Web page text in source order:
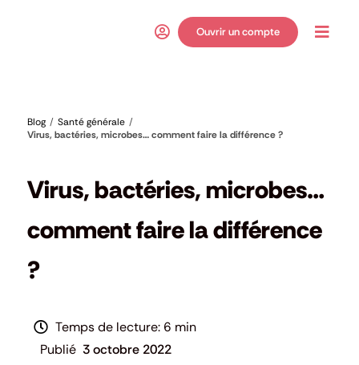
Ouvrir un compte
Blog
Santé générale
Virus, bactéries, microbes… comment faire la différence ?
Virus, bactéries, microbes…
comment faire la différence
?
6 min
3 octobre 2022